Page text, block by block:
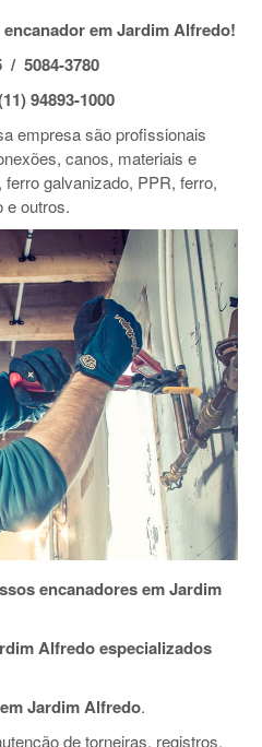
em Jardim Alfredo!
/ 5084-3780
94893-1000
empresa são profissionais
canos, materiais e
galvanizado, PPR, ferro,
e outros.
encanadores em Jardim
Alfredo especializados
em Jardim Alfredo.
de torneiras, registros,